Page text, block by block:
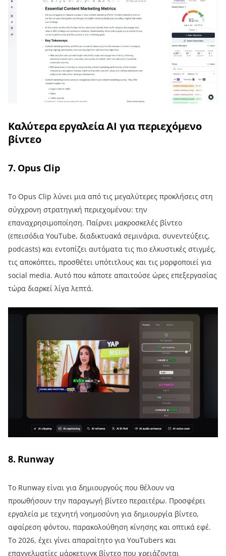
Καλύτερα εργαλεία AI για περιεχόμενο
βίντεο
7. Opus Clip
Το Opus Clip λύνει μια από τις μεγαλύτερες προκλήσεις στη
σύγχρονη στρατηγική περιεχομένου: την
επαναχρησιμοποίηση. Παίρνει μακροσκελές βίντεο
(επεισόδια YouTube, διαδικτυακά σεμινάρια, συνεντεύξεις,
podcasts) και εντοπίζει αυτόματα τις πιο ελκυστικές στιγμές,
τις αποκόπτει, προσθέτει υπότιτλους και τις μορφοποιεί για
social media. Αυτό που κάποτε απαιτούσε ώρες επεξεργασίας
τώρα διαρκεί λίγα λεπτά.
8. Runway
Το Runway είναι για δημιουργούς που θέλουν να
προωθήσουν την παραγωγή βίντεο περαιτέρω. Προσφέρει
εργαλεία με τεχνητή νοημοσύνη για δημιουργία βίντεο,
αφαίρεση φόντου, παρακολούθηση κίνησης και οπτικά εφέ.
Το 2026, έχει γίνει απαραίτητο για YouTubers και
επαγγελματίες μάρκετινγκ βίντεο που χρειάζονται